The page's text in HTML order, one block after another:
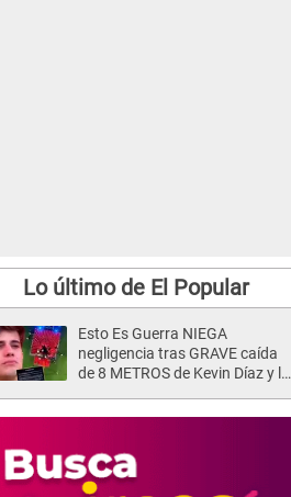
Lo último de El Popular
Esto Es Guerra NIEGA
negligencia tras GRAVE caída
de 8 METROS de Kevin Díaz y lo